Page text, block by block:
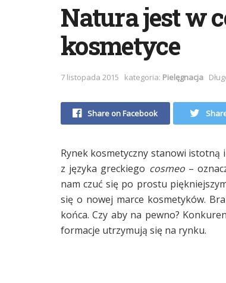
Natura jest w
kosmetyce
7 listopada 2015 kategoria: Pielęgnacja
Share on Facebook
Rynek kosmetyczny stanowi istotną
z języka greckiego cosmeo–
nam czuć się po prostu
się o nowej marce kosmetyków.
końca. Czy aby na pewno?
formacje utrzymują się na rynku.